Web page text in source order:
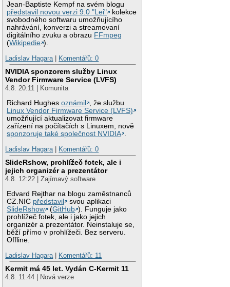
Jean-Baptiste Kempf na svém blogu
představil novou verzi 9.0 "Lei"
kolekce
svobodného softwaru umožňujícího
nahrávání, konverzi a streamovaní
digitálního zvuku a obrazu FFmpeg
(Wikipedie ).
Ladislav Hagara | Komentářů: 0
NVIDIA sponzorem služby Linux
Vendor Firmware Service (LVFS)
4.8. 20:11 | Komunita
Richard Hughesoznámil
, že službu
Linux Vendor Firmware Service (LVFS)
umožňující aktualizovat firmware
zařízení na počítačích s Linuxem, nově
sponzoruje také společnost NVIDIA .
Ladislav Hagara | Komentářů: 0
SlideRshow, prohlížeč fotek, ale i
jejich organizér a prezentátor
4.8. 12:22 | Zajímavý software
Edvard Rejthar na blogu zaměstnanců
CZ.NIC představil
svou aplikaci
SlideRshow
(GitHub ). Funguje jako
prohlížeč fotek, ale i jako jejich
organizér a prezentátor. Neinstaluje se,
běží přímo v prohlížeči. Bez serveru.
Offline.
Ladislav Hagara | Komentářů: 11
Kermit má 45 let. Vydán C-Kermit 11
4.8. 11:44 | Nová verze